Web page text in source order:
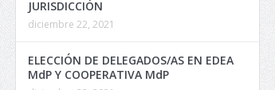
JURISDICCIÓN
diciembre 22, 2021
ELECCIÓN DE DELEGADOS/AS EN EDEA
MdP Y COOPERATIVA MdP